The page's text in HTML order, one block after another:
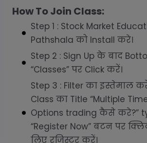
How To Join Class:
Step 1 : Stock Market
Pathshala को Install करे।
Step 2 : Sign Up के बाद
“Classes” पर Click करें।
Step 3 : Filter का इस्तेमाल
Class का Title “Multiple
Options trading कैसे करे?”
“Register Now” बटन पर
लिए रजिस्टर करें।